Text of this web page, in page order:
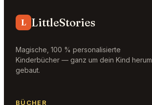
L LittleStories
Magische, 100 % personalisierte
Kinderbücher — ganz um dein Kind herum
gebaut.
BÜCHER